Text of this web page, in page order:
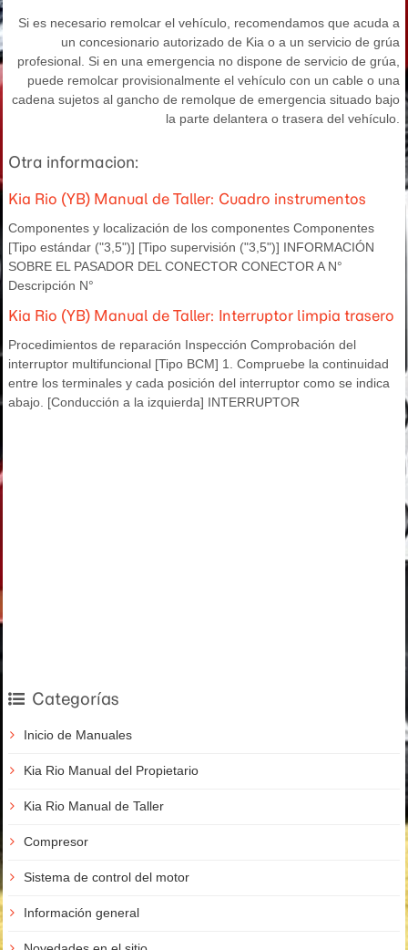
Si es necesario remolcar el vehículo, recomendamos que acuda a
un concesionario autorizado de Kia o a un servicio de grúa
profesional. Si en una emergencia no dispone de servicio de grúa,
puede remolcar provisionalmente el vehículo con un cable o una
cadena sujetos al gancho de remolque de emergencia situado bajo
la parte delantera o trasera del vehículo.
Otra informacion:
Kia Rio (YB) Manual de Taller: Cuadro instrumentos
Componentes y localización de los componentes Componentes
[Tipo estándar ("3,5")] [Tipo supervisión ("3,5")] INFORMACIÓN
SOBRE EL PASADOR DEL CONECTOR CONECTOR A N°
Descripción N°
Kia Rio (YB) Manual de Taller: Interruptor limpia trasero
Procedimientos de reparación Inspección Comprobación del
interruptor multifuncional [Tipo BCM] 1. Compruebe la continuidad
entre los terminales y cada posición del interruptor como se indica
abajo. [Conducción a la izquierda] INTERRUPTOR
Categorías
Inicio de Manuales
Kia Rio Manual del Propietario
Kia Rio Manual de Taller
Compresor
Sistema de control del motor
Información general